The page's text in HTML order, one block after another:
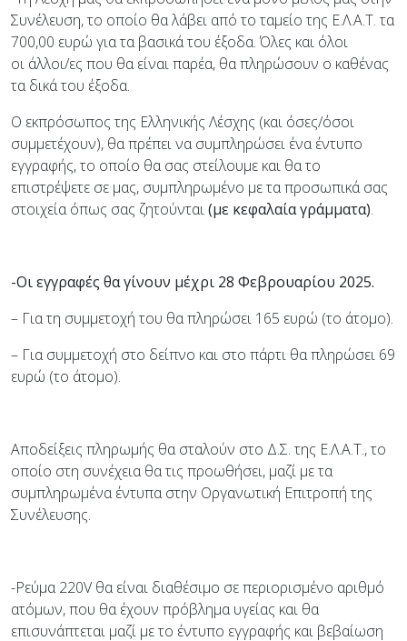
Συνέλευση, το οποίο θα λάβει από το ταμείο της Ε.Λ.Α.Τ. τα
700,00 ευρώ για τα βασικά του έξοδα. Όλες και όλοι
οι άλλοι/ες που θα είναι παρέα, θα πληρώσουν ο καθένας
τα δικά του έξοδα.
Ο εκπρόσωπος της Ελληνικής Λέσχης (και όσες/όσοι
συμμετέχουν), θα πρέπει να συμπληρώσει ένα έντυπο
εγγραφής, το οποίο θα σας στείλουμε και θα το
επιστρέψετε σε μας, συμπληρωμένο με τα προσωπικά σας
στοιχεία όπως σας ζητούνται(με κεφαλαία γράμματα).
-Οι εγγραφές θα γίνουν μέχρι 28 Φεβρουαρίου 2025.
– Για τη συμμετοχή του θα πληρώσει 165 ευρώ (το άτομο).
– Για συμμετοχή στο δείπνο και στο πάρτι θα πληρώσει 69
ευρώ (το άτομο).
Αποδείξεις πληρωμής θα σταλούν στο Δ.Σ. της Ε.Λ.Α.Τ., το
οποίο στη συνέχεια θα τις προωθήσει, μαζί με τα
συμπληρωμένα έντυπα στην Οργανωτική Επιτροπή της
Συνέλευσης.
-Ρεύμα 220V θα είναι διαθέσιμο σε περιορισμένο αριθμό
ατόμων, που θα έχουν πρόβλημα υγείας και θα
επισυνάπτεται μαζί με το έντυπο εγγραφής και βεβαίωση